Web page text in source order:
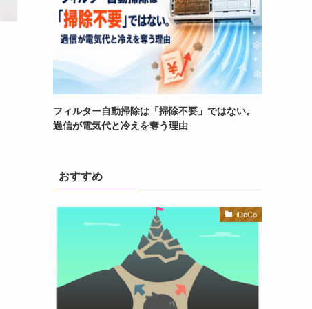
フィルター自動掃除は「掃除不要」ではない。
過信が電気代と冷えを奪う理由
おすすめ
iDeCo